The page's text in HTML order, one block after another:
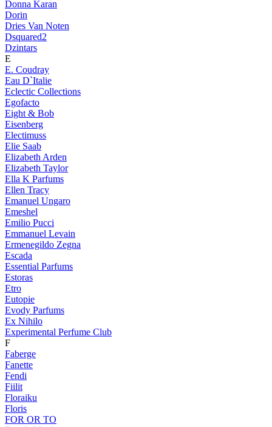
Donna Karan
Dorin
Dries Van Noten
Dsquared2
Dzintars
E
E. Coudray
Eau D`Italie
Eclectic Collections
Egofacto
Eight & Bob
Eisenberg
Electimuss
Elie Saab
Elizabeth Arden
Elizabeth Taylor
Ella K Parfums
Ellen Tracy
Emanuel Ungaro
Emeshel
Emilio Pucci
Emmanuel Levain
Ermenegildo Zegna
Escada
Essential Parfums
Estoras
Etro
Eutopie
Evody Parfums
Ex Nihilo
Experimental Perfume Club
F
Faberge
Fanette
Fendi
Fiilit
Floraiku
Floris
FOR OR TO